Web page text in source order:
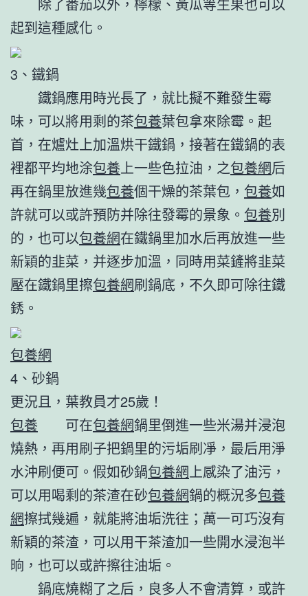
起到這種感化。
3、鐵鍋
鐵鍋應用時光長了，就比擬不難發生霉
味，可以將用剩的茶包養葉包拿來除霉。起
首，在爐灶上加溫烘干鐵鍋，接著在鐵鍋的表
裡都平均地涂包養 上一些色拉油，之包養網后
再在鍋里放進幾包養個干燥的茶葉包， 包養如
許就可以或許預防并除往發霉的景象。 包養別
的，也可以包養網在鐵鍋里加水后再放進一些
新穎的韭菜，并逐步加溫，同時用菜鏟將韭菜
壓在鐵鍋里擦包養網刷鍋底，不久即可除往鐵
銹。
包養網
4、砂鍋
更況且，葉教員才25歲！
包養 可在包養網鍋里倒進一些米湯并浸泡
燒熱，再用刷子把鍋里的污垢刷凈，最后用淨
水沖刷便可。假如砂鍋包養網 上感染了油污，
可以用喝剩的茶渣在砂包養網鍋的概況多包養
網擦拭幾遍，就能將油垢洗往；萬一可巧沒有
新穎的茶渣，可以用干茶渣加一些開水浸泡半
晌，也可以或許擦往油垢。
鍋底燒糊了之后，良多人不會清算，或許